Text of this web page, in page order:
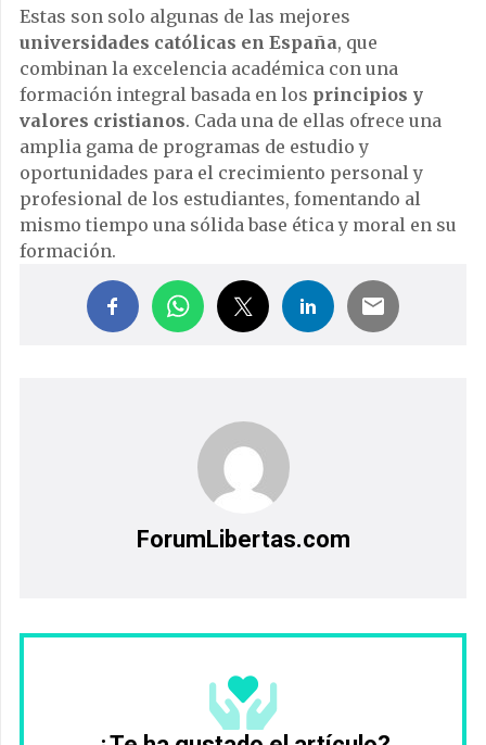
Estas son solo algunas de las mejores
universidades católicas en España, que
combinan la excelencia académica con una
formación integral basada en los principios y
valores cristianos. Cada una de ellas ofrece una
amplia gama de programas de estudio y
oportunidades para el crecimiento personal y
profesional de los estudiantes, fomentando al
mismo tiempo una sólida base ética y moral en su
formación.
ForumLibertas.com